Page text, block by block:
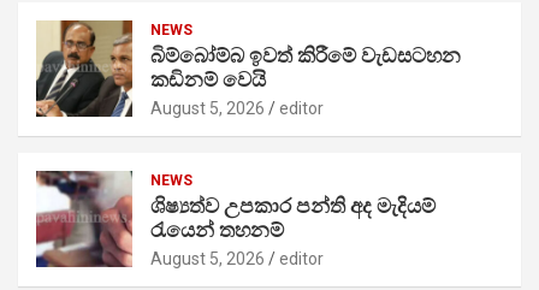
NEWS
බිම්බෝම්බ ඉවත් කිරීමේ වැඩසටහන
කඩිනම් වෙයි
August 5, 2026 editor
NEWS
ශිෂ්‍යත්ව උපකාර පන්ති අද මැදියම්
රැයෙන් තහනම්
August 5, 2026 editor